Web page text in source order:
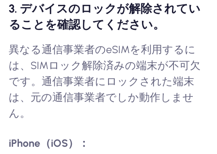
3. デバイスのロックが解除されてい
ることを確認してください。
異なる通信事業者のeSIMを利用するに
は、SIMロック解除済みの端末が不可欠
です。通信事業者にロックされた端末
は、元の通信事業者でしか動作しませ
ん。
iPhone（iOS）：